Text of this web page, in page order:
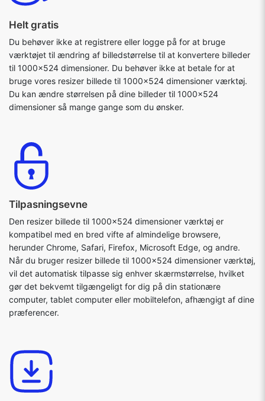
Helt gratis
Du behøver ikke at registrere eller logge på for at bruge
værktøjet til ændring af billedstørrelse til at konvertere billeder
til 1000x524 dimensioner. Du behøver ikke at betale for at
bruge vores resizer billede til 1000x524 dimensioner værktøj.
Du kan ændre størrelsen på dine billeder til 1000x524
dimensioner så mange gange som du ønsker.
Tilpasningsevne
Den resizer billede til 1000x524 dimensioner værktøj er
kompatibel med en bred vifte af almindelige browsere,
herunder Chrome, Safari, Firefox, Microsoft Edge, og andre.
Når du bruger resizer billede til 1000x524 dimensioner værktøj,
vil det automatisk tilpasse sig enhver skærmstørrelse, hvilket
gør det bekvemt tilgængeligt for dig på din stationære
computer, tablet computer eller mobiltelefon, afhængigt af dine
præferencer.